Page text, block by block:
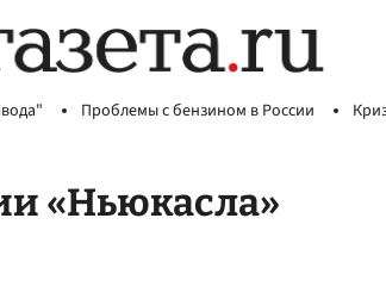
Проблемы с бензином в России
«Ньюкасла»